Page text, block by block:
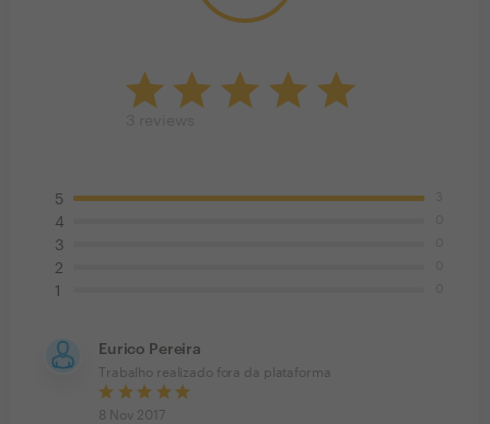
5
4
3
2
1
Eurico Pereira
Trabalho realizado fora da plataforma
8 Nov 2017